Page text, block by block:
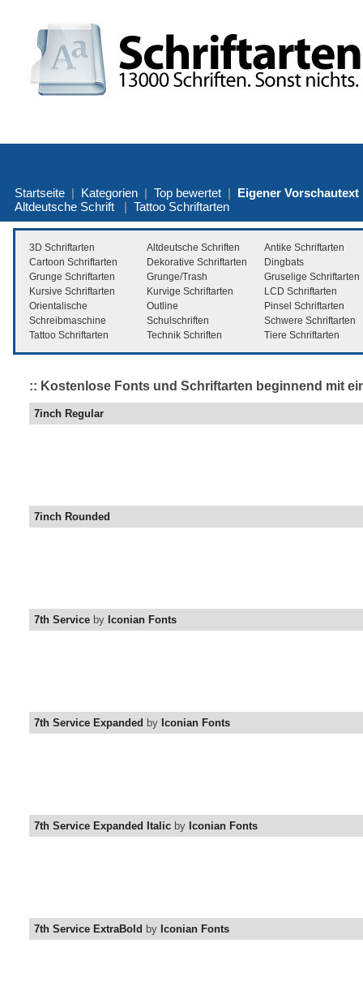
Startseite | Kategorien | Top bewertet | Eigener Vorschautext
Altdeutsche Schrift | Tattoo Schriftarten
3D Schriftarten Altdeutsche Schriften
Antike Schriftarten
Cartoon Schriftarten
Dekorative Schriftarten
Dingbats
Grunge Schriftarten
Grunge/Trash
Gruselige Schriftarten
Kursive Schriftarten
Kurvige Schriftarten
LCD Schriftarten
Orientalische
Outline
Pinsel Schriftarten
Schreibmaschine
Schulschriften
Schwere Schriftarten
Tattoo Schriftarten
Technik Schriften Tiere Schriftarten
:: Kostenlose Fonts und Schriftarten beginnend mit
7inch Regular
7inch Rounded
7th Service by Iconian Fonts
7th Service Expanded by Iconian Fonts
7th Service Expanded Italic by Iconian Fonts
7th Service ExtraBold by Iconian Fonts